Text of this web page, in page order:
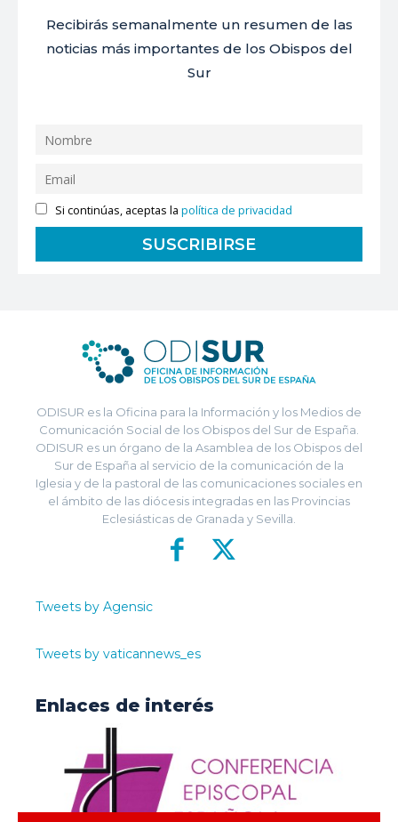
Recibirás semanalmente un resumen de las
noticias más importantes de los Obispos del
Sur
Si continúas, aceptas lapolítica de privacidad
ODISUR es la Oficina para la Información y los Medios de
Comunicación Social de los Obispos del Sur de España.
ODISUR es un órgano de la Asamblea de los Obispos del
Sur de España al servicio de la comunicación de la
Iglesia y de la pastoral de las comunicaciones sociales en
el ámbito de las diócesis integradas en las Provincias
Eclesiásticas de Granada y Sevilla.
Tweets by Agensic
Tweets by vaticannews_es
Enlaces de interés